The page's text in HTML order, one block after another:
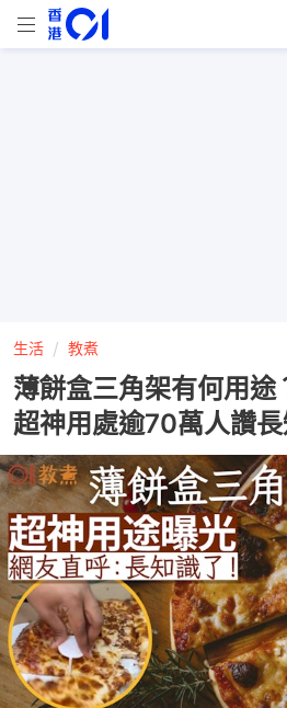
生活 教煮
薄餅盒三角架有何用途
超神用處逾70萬人讚